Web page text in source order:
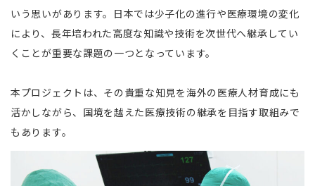
いう思いがあります。日本では少子化の進行や医療環境の変化
により、長年培われた高度な知識や技術を次世代へ継承してい
くことが重要な課題の一つとなっています。
本プロジェクトは、その貴重な知見を海外の医療人材育成にも
活かしながら、国境を越えた医療技術の継承を目指す取組みで
もあります。